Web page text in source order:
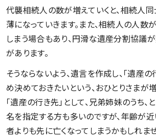
代襲相続人の数が増えていくと、相続人
薄になっていきます。また、相続人の人数
しまう場合もあり、円滑な遺産分割協議
があります。
そうならないよう、遺言を作成し、「遺産
め決めておきたいという、おひとりさまが
「遺産の行き先」として、兄弟姉妹のうち、
名を指定する方も多いのですが、年齢が近
者よりも先に亡くなってしまうかもしれま